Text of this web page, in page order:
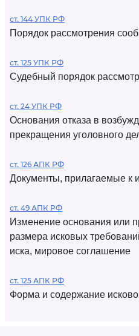
ст. 144 УПК РФ
Порядок рассмотрения
ст. 125 УПК РФ
Судебный порядок
ст. 24 УПК РФ
Основания отказа в
прекращения уголовного
ст. 126 АПК РФ
Документы, прилагаемые к
ст. 49 АПК РФ
Изменение основания или
размера исковых
иска, мировое соглашение
ст. 125 АПК РФ
Форма и содержание